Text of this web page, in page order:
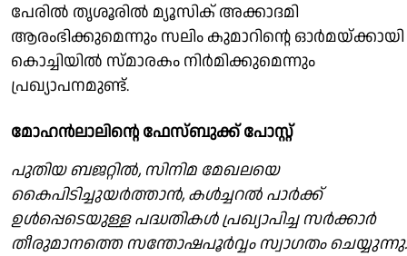
പേരിൽ തൃശൂരിൽ മ്യൂസിക് അക്കാദമി
ആരംഭിക്കുമെന്നും സലിം കുമാറിൻ്റെ ഓർമയ്ക്കായി
കൊച്ചിയിൽ സ്മാരകം നിർമിക്കുമെന്നും
പ്രഖ്യാപനമുണ്ട്.
മോഹൻലാലിൻ്റെ ഫേസ്ബുക്ക് പോസ്റ്റ്
പുതിയ ബജറ്റില്‍, സിനിമ മേഖലയെ
കൈപിടിച്ചുയര്‍ത്താന്‍, കള്‍ച്ചറല്‍ പാര്‍ക്ക്
ഉള്‍പ്പെടെയുള്ള പദ്ധതികള്‍ പ്രഖ്യാപിച്ച സര്‍ക്കാര്‍
തീരുമാനത്തെ സന്തോഷപൂര്‍വ്വം സ്വാഗതം ചെയ്യുന്നു.